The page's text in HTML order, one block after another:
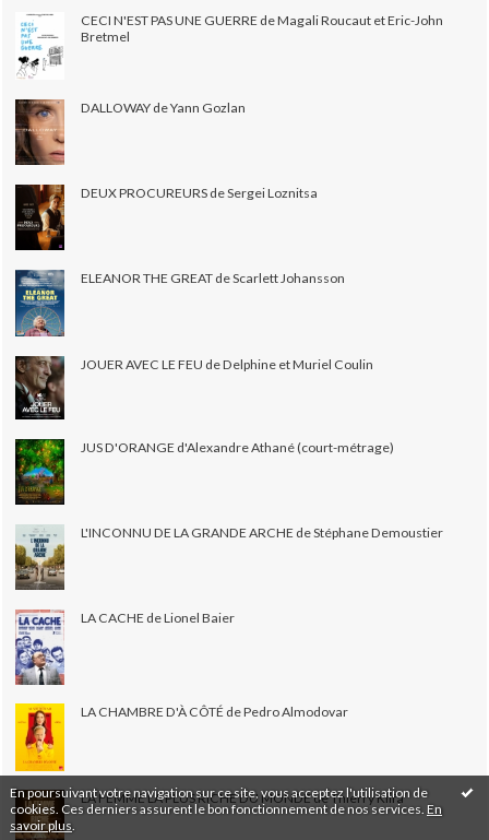
En poursuivant votre navigation sur ce site, vous acceptez l'utilisation de
cookies. Ces derniers assurent le bon fonctionnement de nos services. En
savoir plus
CECI N'EST PAS UNE GUERRE de Magali Roucaut et Eric-John
Bretmel
DALLOWAY de Yann Gozlan
DEUX PROCUREURS de Sergei Loznitsa
ELEANOR THE GREAT de Scarlett Johansson
JOUER AVEC LE FEU de Delphine et Muriel Coulin
JUS D'ORANGE d'Alexandre Athané (court-métrage)
L'INCONNU DE LA GRANDE ARCHE de Stéphane Demoustier
LA CACHE de Lionel Baier
LA CHAMBRE D'À CÔTÉ de Pedro Almodovar
LA FEMME LA PLUS RICHE DU MONDE de Thierry Klifa